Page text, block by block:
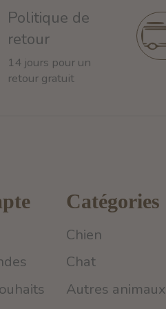
Politique de
retour
14 jours pour un
retour gratuit
Catégories
Chien
Chat
Autres animaux